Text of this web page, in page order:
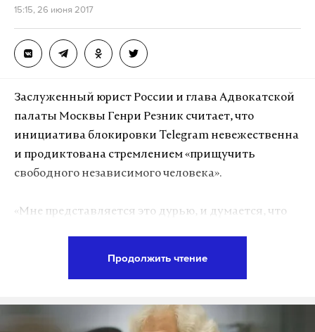
15:15, 26 июня 2017
Заслуженный юрист России и глава Адвокатской
палаты Москвы Генри Резник считает, что
инициатива блокировки Telegram невежественна
и продиктована стремлением «прищучить
свободного независимого человека».
«Мне представляется это дурью, и думается, что
ответил Резник Daily Storm на вопрос о конфликте
Роскомнадзора с создателем Telegram.
Продолжить чтение